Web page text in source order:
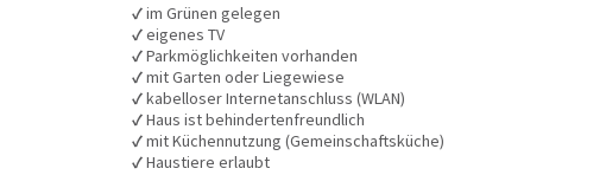
✓im Grünen gelegen
✓eigenes TV
✓Parkmöglichkeiten vorhanden
✓mit Garten oder Liegewiese
✓kabelloser Internetanschluss (WLAN)
✓Haus ist behindertenfreundlich
✓mit Küchennutzung (Gemeinschaftsküche)
✓Haustiere erlaubt